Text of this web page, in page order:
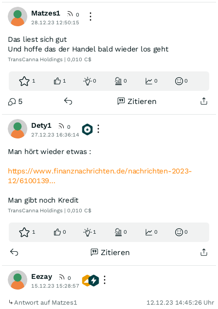
Matzes1
0
28.12.23 12:50:15
Das liest sich gut
Und hoffe das der Handel bald wieder los geht
TransCanna Holdings | 0,010 C$
1 1 0 0 0 0
5 Zitieren
Dety1
0
27.12.23 16:36:14
Man hört wieder etwas :
https://www.finanznachrichten.de/nachrichten-2023-
12/6100139…
Man gibt noch Kredit
TransCanna Holdings | 0,010 C$
1 0 1 0 0 0
Zitieren
Eezay
0
15.12.23 15:28:57
Antwort auf Matzes1 12.12.23 14:45:26 Uhr